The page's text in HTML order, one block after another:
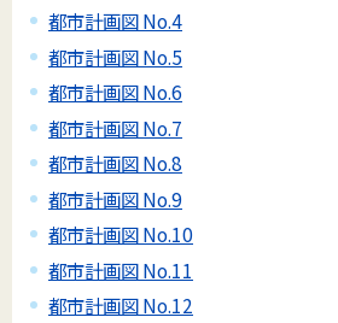
都市計画図 No.4
都市計画図 No.5
都市計画図 No.6
都市計画図 No.7
都市計画図 No.8
都市計画図 No.9
都市計画図 No.10
都市計画図 No.11
都市計画図 No.12